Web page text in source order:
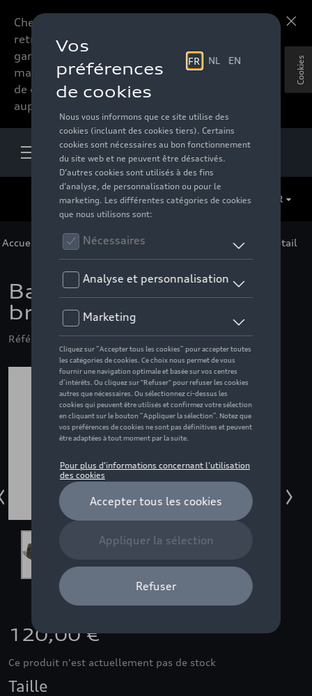
Chers accessoires-lovers,
retrouvez dorénavant toute la
gamme d’accessoires de votre
marque préférée sous forme
de catalogue à commander
auprès de votre distributeur.
FR
Accueil Pour vous >F1 Collection Accessoires > Détail
Baskets Audi F1 Camp,
brunes - 12
Référence: ZZQ3132604917
120,00 €
Ce produit n'est actuellement pas de stock
Taille
Cookies